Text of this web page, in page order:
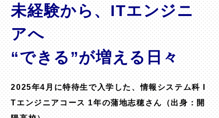
未経験から、ITエンジニ
アへ
“できる”が増える日々
2025年4月に特待生で入学した、情報システム科 I
Tエンジニアコース 1年の蒲地志穂さん（出身：開